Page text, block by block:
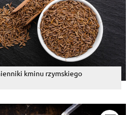
kminu rzymskiego